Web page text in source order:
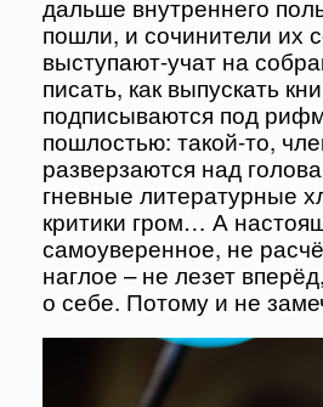
дальше внутреннего
пошли, и сочинители их
выступают-учат на
писать, как выпускать
подписываются под
пошлостью: такой-то,
разверзаются над
гневные литературные
критики гром… А
самоуверенное, не
наглое – не лезет
о себе. Потому и не